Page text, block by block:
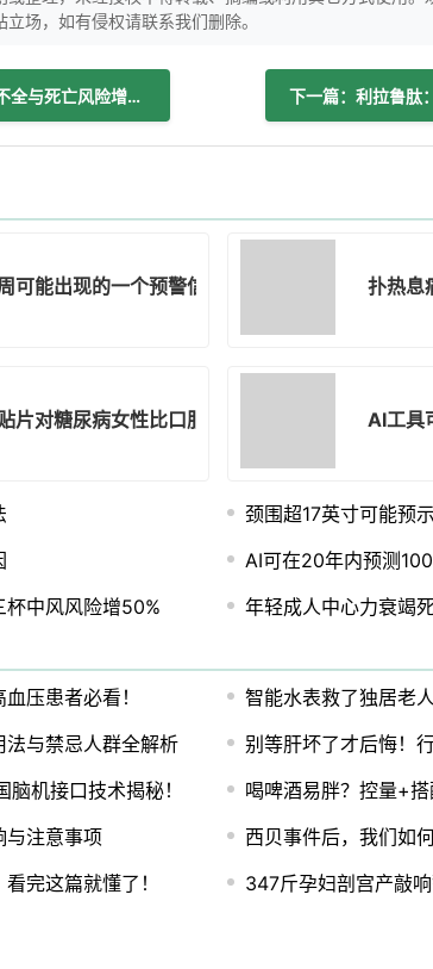
场，如有侵权请联系我们删除。
上一篇：原发性肾上腺功能不全与死亡风险增加2.5倍相关
可能出现的一个预警信号 扑热息
片对糖尿病女性比口服给药更安全 AI工具
颈围超17英寸可能预
AI可在20年内预测
中风风险增50%
年轻成人中心力衰竭
压患者必看！
智能水表救了独居老
与禁忌人群全解析
别等肝坏了才后悔！
机接口技术揭秘！
喝啤酒易胖？控量+
与注意事项
西贝事件后，我们如
完这篇就懂了！
347斤孕妇剖宫产敲